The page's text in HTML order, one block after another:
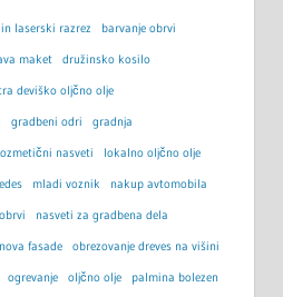
laserski razrez barvanje obrvi
maket družinsko kosilo
deviško oljčno olje
gradbeni odri gradnja
nasveti lokalno oljčno olje
mladi voznik nakup avtomobila
nasveti za gradbena dela
fasade obrezovanje dreves na višini
ogrevanje oljčno olje palmina bolezen